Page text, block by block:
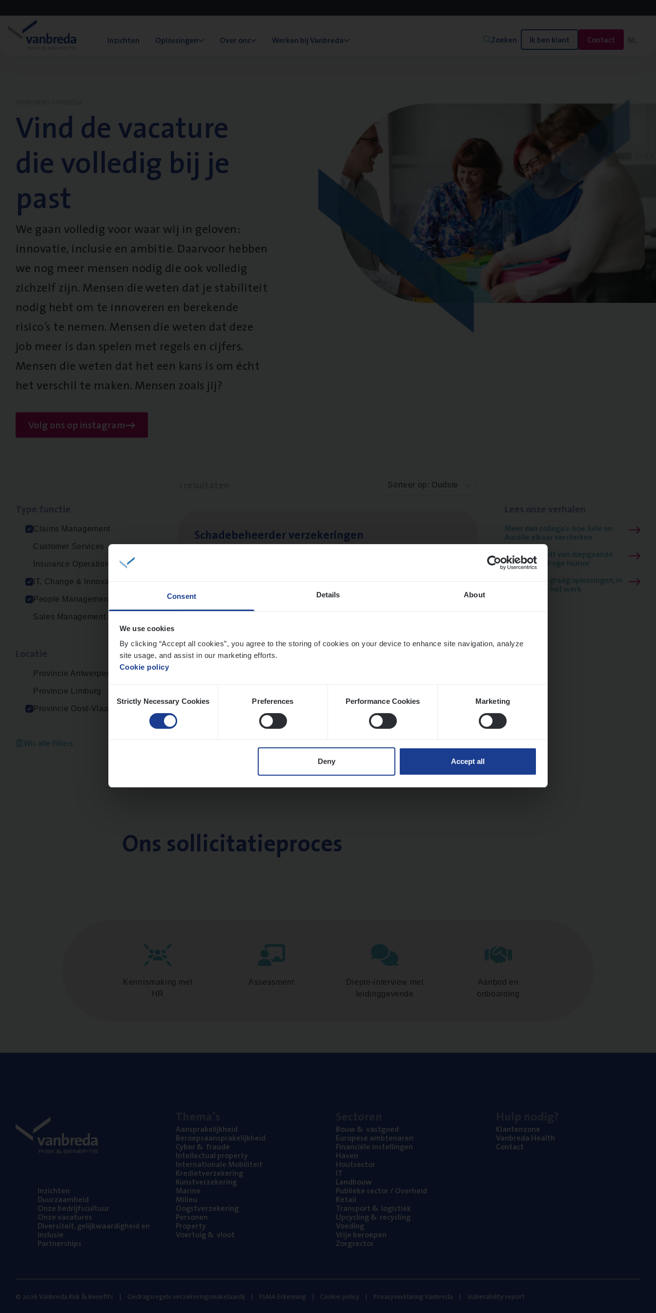
Consent Details About
We use cookies
By clicking “Accept all cookies”, you agree to the storing of cookies on your device to enhance site navigation, analyze
site usage, and assist in our marketing efforts.
Cookie policy
Selection
Strictly Necessary Cookies Preferences Performance Cookies Marketing
Deny Accept all
Inzichten Oplossingen Over ons Werken bij Vanbreda Zoeken Ik ben klant Contact NL
Vind de vacature
die volledig bij je
past
We gaan volledig voor waar wij in geloven:
innovatie, inclusie en ambitie. Daarvoor hebben
we nog meer mensen nodig die ook volledig
zichzelf zijn. Mensen die weten dat je stabiliteit
nodig hebt om te innoveren en berekende
risico’s te nemen. Mensen die weten dat deze
job meer is dan spelen met regels en cijfers.
Mensen die weten dat het een kans is om écht
het verschil te maken. Mensen zoals jij?
Volg ons op instagram
Claims Management
Customer Services
Insurance Operations
IT, Change & Innovation
People Management
Sales Management
Provincie Antwerpen
Provincie Limburg
Provincie Oost-Vlaanderen
Wis alle filters
Sorteer op: Oudste
Scha­de­be­heer­der verzekeringen Meer dan collega’s: hoe Julie en
Aurélie elkaar versterken
Mathias houdt van diepgaande
dossiers én droge humor
Thalia zoekt graag oplossingen, in
games én op het werk
Ons sollicitatieproces
Kennismaking met
HR
Assessment
Diepte-interview met
leidinggevende
Aanbod en
onboarding
Inzich­ten
Duur­zaam­heid
Onze bedrijfs­cul­tuur
Onze vaca­tu­res
Diver­si­teit, gelijk­waar­dig­heid en
inclusie
Part­ner­ships
Aan­spra­ke­lijk­heid
Beroeps­aan­spra­ke­lijk­heid
Cyber& fraude
Intel­lec­tu­al property
Inter­na­ti­o­na­le Mobiliteit
Kre­diet­ver­ze­ke­ring
Kunst­ver­ze­ke­ring
Mari­ne
Mili­eu
Oogst­ver­ze­ke­ring
Per­so­nen
Pro­per­ty
Voer­tuig& vloot
Bouw& vastgoed
Euro­pe­se ambtenaren
Finan­ci­ë­le instellingen
Haven
Hout­sec­tor
IT
Land­bouw
Publie­ke sec­tor / Overheid
Retail
Trans­port& logistiek
Upcy­cling& recycling
Voe­ding
Vrije beroe­pen
Zorg­sec­tor
Klan­ten­zo­ne
Van­b­re­da Health
Con­tact
© 2026 Vanbreda Risk & Benefits Gedragsregels verzekeringsmakelaardij FSMA Erkenning Cookie policy Privacyverklaring Vanbreda Vulnerability report